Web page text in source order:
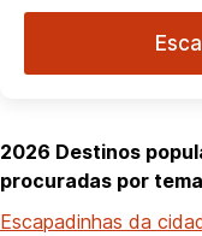
2026 Destinos
procuradas por tema
Escapadinhas da